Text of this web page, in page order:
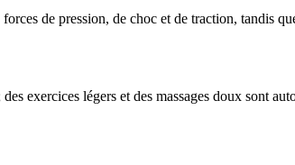
de pression, de choc et de traction, tandis
exercices légers et des massages doux sont